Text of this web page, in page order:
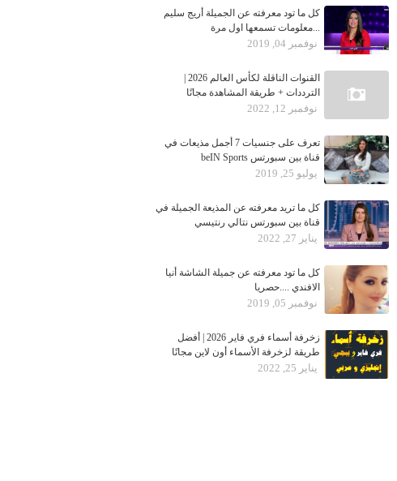
كل ما تود معرفته عن الجميلة أريج سليم
...معلومات تسمعها اول مرة
نوفمبر 04, 2019
الترددات + طريقة المشاهدة مجانًا
نوفمبر 12, 2022
تعرف على جنسيات 7 أجمل مذيعات في
قناة بين سبورتس beIN Sports
يوليو 25, 2019
كل ما تريد معرفته عن المذيعة الجميلة في
قناة بين سبورتس نتالي رنتيسي
يناير 27, 2022
كل ما تود معرفته عن جميلة الشاشة أنيا
الافندي ....حصريا
نوفمبر 05, 2019
زخرفة أسماء فري فاير 2026 | أفضل
طريقة لزخرفة الأسماء أون لاين مجانًا
يناير 25, 2022